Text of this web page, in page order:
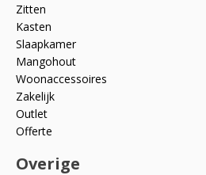
Zitten
Kasten
Slaapkamer
Mangohout
Woonaccessoires
Zakelijk
Outlet
Offerte
Overige